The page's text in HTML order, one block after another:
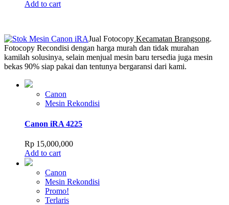
Add to cart
Jual Fotocopy Kecamatan Brangsong.
Fotocopy Recondisi dengan harga murah dan tidak murahan
kamilah solusinya, selain menjual mesin baru tersedia juga mesin
bekas 90% siap pakai dan tentunya bergaransi dari kami.
Canon
Mesin Rekondisi
Canon iRA 4225
Rp 15,000,000
Add to cart
Canon
Mesin Rekondisi
Promo!
Terlaris